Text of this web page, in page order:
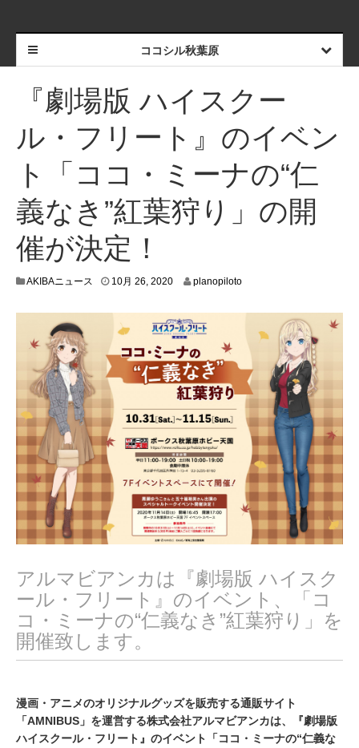
ココシル秋葉原
『劇場版 ハイスクー
ル・フリート』のイベン
ト「ココ・ミーナの“仁
義なき”紅葉狩り」の開
催が決定！
AKIBAニュース 10月 26, 20201
2
3
,
2
0
2
planopiloto
アルマビアンカは『劇場版 ハイスク
ール・フリート』のイベント、「コ
コ・ミーナの“仁義なき”紅葉狩り」を
開催致します。
漫画・アニメのオリジナルグッズを販売する通販サイト
「AMNIBUS」を運営する株式会社アルマビアンカは、『劇場版
ハイスクール・フリート』のイベント「ココ・ミーナの“仁義な